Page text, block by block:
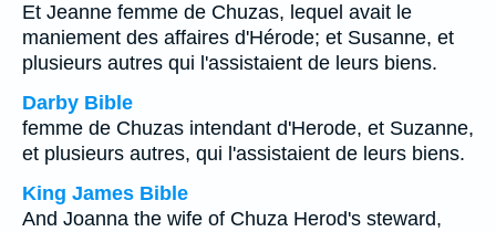
Et Jeanne femme de Chuzas, lequel avait le
maniement des affaires d'Hérode; et Susanne, et
plusieurs autres qui l'assistaient de leurs biens.
Darby Bible
femme de Chuzas intendant d'Herode, et Suzanne,
et plusieurs autres, qui l'assistaient de leurs biens.
King James Bible
And Joanna the wife of Chuza Herod's steward,